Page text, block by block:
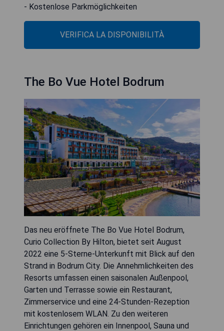
- Kostenlose Parkmöglichkeiten
VERIFICA LA DISPONIBILITÀ
The Bo Vue Hotel Bodrum
Das neu eröffnete The Bo Vue Hotel Bodrum,
Curio Collection By Hilton, bietet seit August
2022 eine 5-Sterne-Unterkunft mit Blick auf den
Strand in Bodrum City. Die Annehmlichkeiten des
Resorts umfassen einen saisonalen Außenpool,
Garten und Terrasse sowie ein Restaurant,
Zimmerservice und eine 24-Stunden-Rezeption
mit kostenlosem WLAN. Zu den weiteren
Einrichtungen gehören ein Innenpool, Sauna und